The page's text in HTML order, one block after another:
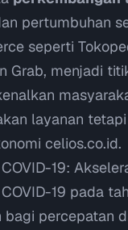
pertumbuhan
seperti
Grab, menjadi
layanan
celios.co.id.
19:
19 pada
bagi percepatan